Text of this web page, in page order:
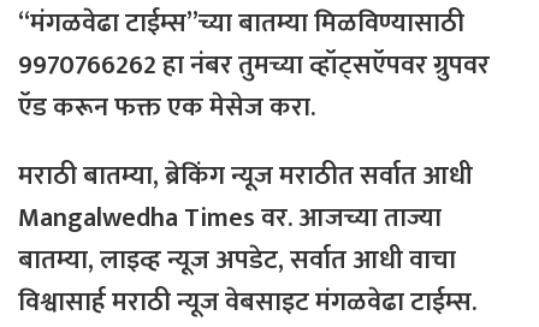
“मंगळवेढा टाईम्स”च्या बातम्या मिळविण्यासाठी
9970766262 हा नंबर तुमच्या व्हॉट्सऍपवर ग्रुपवर
ऍड करून फक्त एक मेसेज करा.
मराठी बातम्या, ब्रेकिंग न्यूज मराठीत सर्वात आधी
Mangalwedha Times वर. आजच्या ताज्या
बातम्या, लाइव्ह न्यूज अपडेट, सर्वात आधी वाचा
विश्वासार्ह मराठी न्यूज वेबसाइट मंगळवेढा टाईम्स.